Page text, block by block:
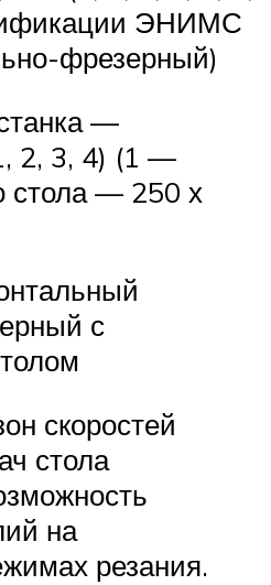
ЭНИМС
фрезерный)
—
2, 3, 4) (1 —
стола — 250 х
с
скоростей
стола
на
резания.